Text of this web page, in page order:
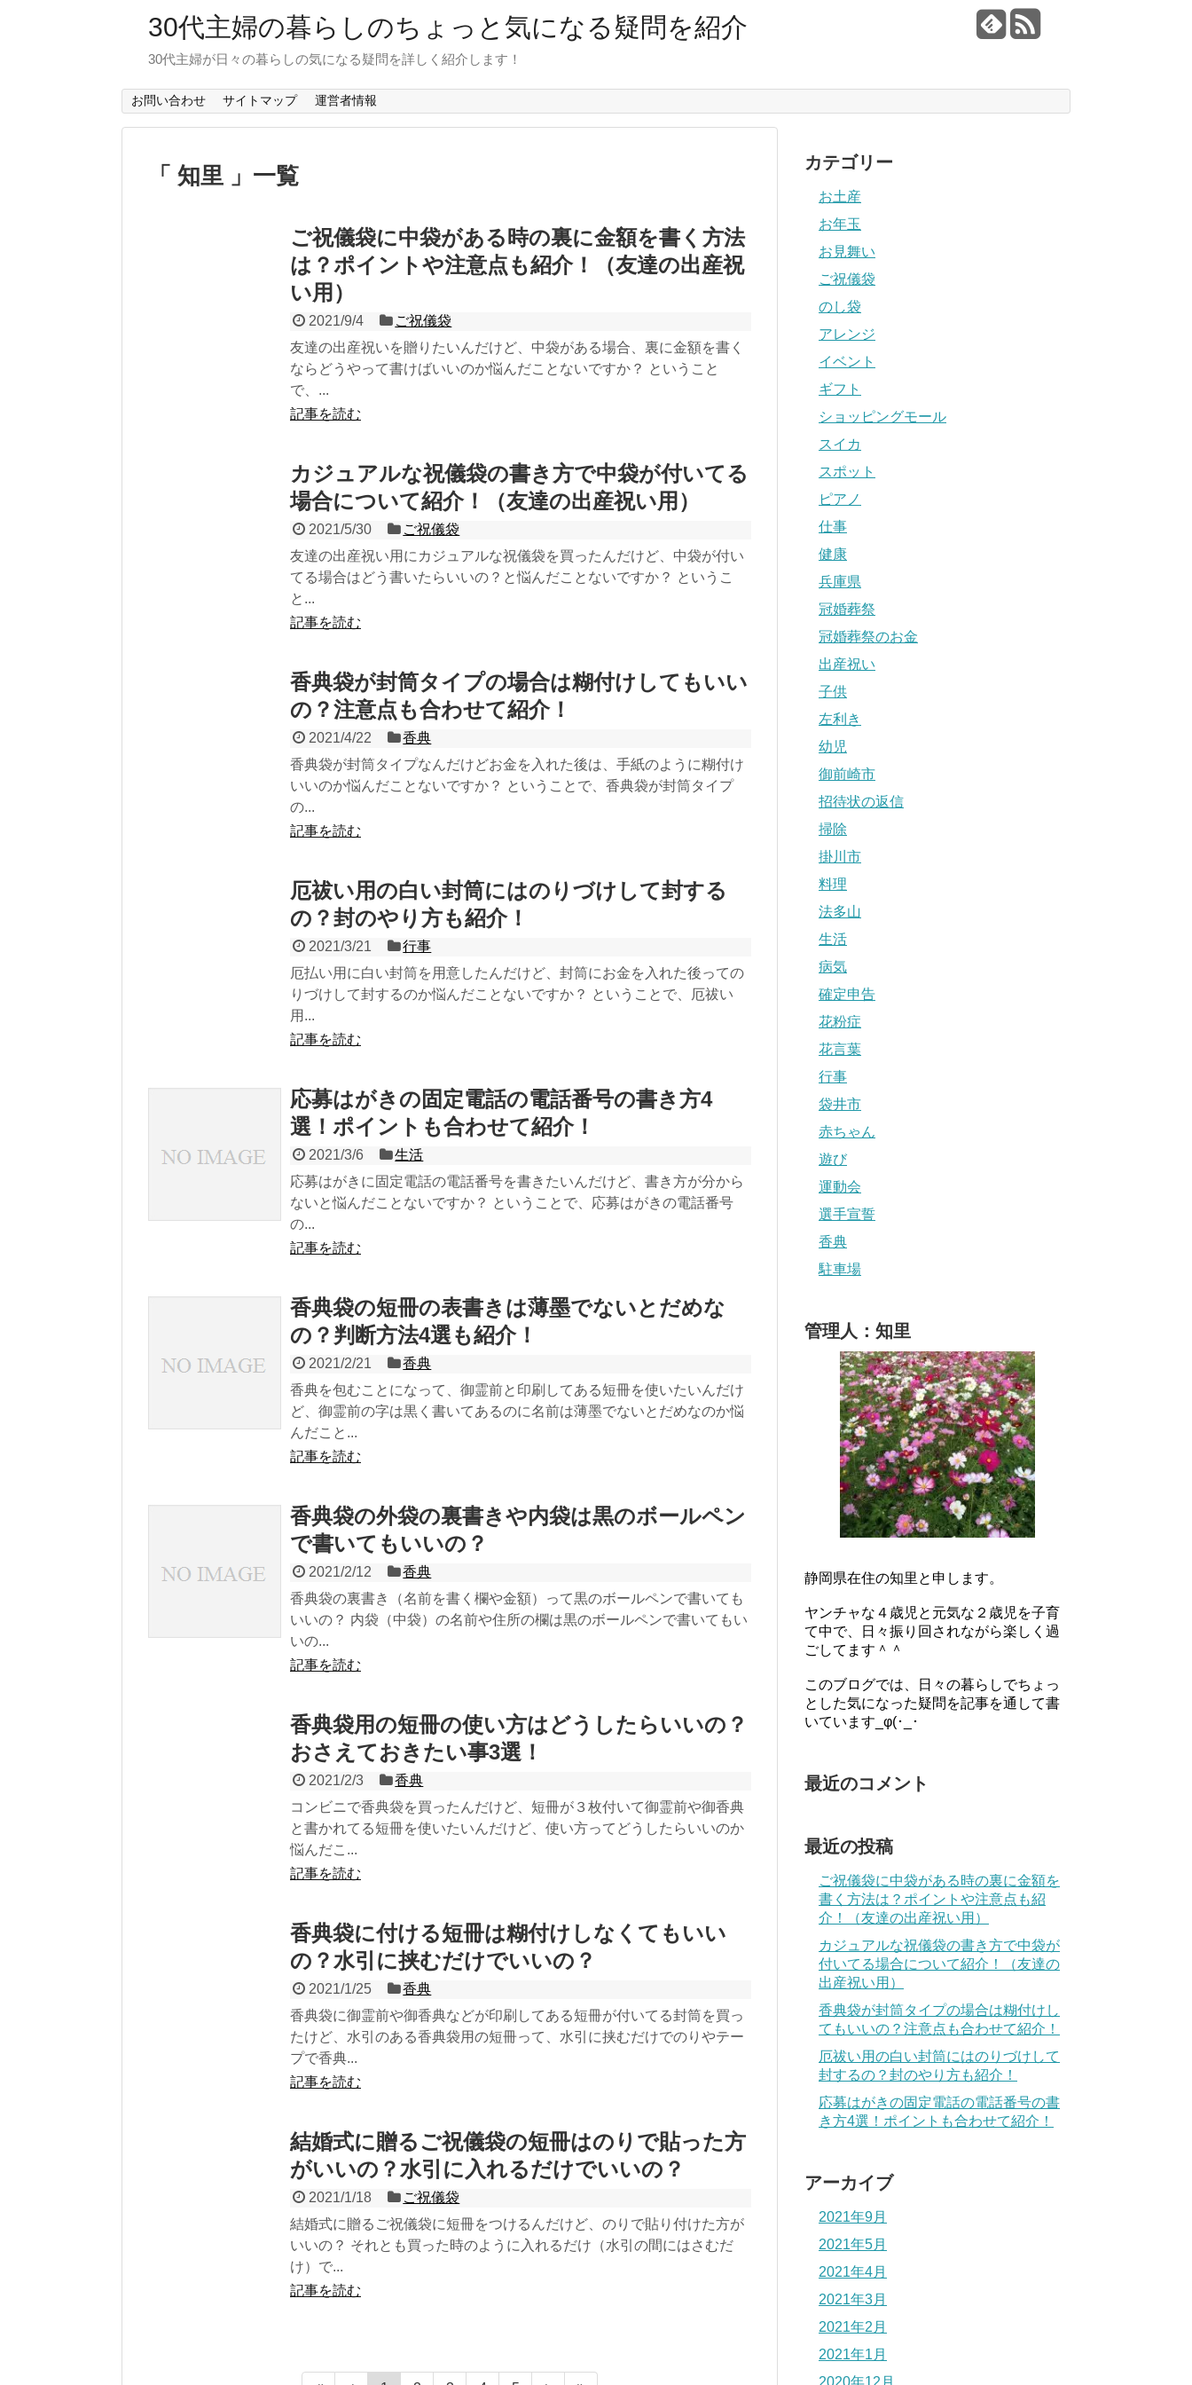
30代主婦の暮らしのちょっと気になる疑問を紹介
30代主婦が日々の暮らしの気になる疑問を詳しく紹介します！
お問い合わせ サイトマップ 運営者情報
「 知里 」一覧
ご祝儀袋に中袋がある時の裏に金額を書く方法
は？ポイントや注意点も紹介！（友達の出産祝
い用）
2021/9/4
ご祝儀袋
友達の出産祝いを贈りたいんだけど、中袋がある場合、裏に金額を書く
ならどうやって書けばいいのか悩んだことないですか？ ということ
で、...
記事を読む
カジュアルな祝儀袋の書き方で中袋が付いてる
場合について紹介！（友達の出産祝い用）
2021/5/30
ご祝儀袋
友達の出産祝い用にカジュアルな祝儀袋を買ったんだけど、中袋が付い
てる場合はどう書いたらいいの？と悩んだことないですか？ というこ
と...
記事を読む
香典袋が封筒タイプの場合は糊付けしてもいい
の？注意点も合わせて紹介！
2021/4/22
香典
香典袋が封筒タイプなんだけどお金を入れた後は、手紙のように糊付け
いいのか悩んだことないですか？ ということで、香典袋が封筒タイプ
の...
記事を読む
厄祓い用の白い封筒にはのりづけして封する
の？封のやり方も紹介！
2021/3/21
行事
厄払い用に白い封筒を用意したんだけど、封筒にお金を入れた後っての
りづけして封するのか悩んだことないですか？ ということで、厄祓い
用...
記事を読む
応募はがきの固定電話の電話番号の書き方4
選！ポイントも合わせて紹介！
2021/3/6
生活
応募はがきに固定電話の電話番号を書きたいんだけど、書き方が分から
ないと悩んだことないですか？ ということで、応募はがきの電話番号
の...
記事を読む
香典袋の短冊の表書きは薄墨でないとだめな
の？判断方法4選も紹介！
2021/2/21
香典
香典を包むことになって、御霊前と印刷してある短冊を使いたいんだけ
ど、御霊前の字は黒く書いてあるのに名前は薄墨でないとだめなのか悩
んだこと...
記事を読む
香典袋の外袋の裏書きや内袋は黒のボールペン
で書いてもいいの？
2021/2/12
香典
香典袋の裏書き（名前を書く欄や金額）って黒のボールペンで書いても
いいの？ 内袋（中袋）の名前や住所の欄は黒のボールペンで書いてもい
いの...
記事を読む
香典袋用の短冊の使い方はどうしたらいいの？
おさえておきたい事3選！
2021/2/3
香典
コンビニで香典袋を買ったんだけど、短冊が３枚付いて御霊前や御香典
と書かれてる短冊を使いたいんだけど、使い方ってどうしたらいいのか
悩んだこ...
記事を読む
香典袋に付ける短冊は糊付けしなくてもいい
の？水引に挟むだけでいいの？
2021/1/25
香典
香典袋に御霊前や御香典などが印刷してある短冊が付いてる封筒を買っ
たけど、水引のある香典袋用の短冊って、水引に挟むだけでのりやテー
プで香典...
記事を読む
結婚式に贈るご祝儀袋の短冊はのりで貼った方
がいいの？水引に入れるだけでいいの？
2021/1/18
ご祝儀袋
結婚式に贈るご祝儀袋に短冊をつけるんだけど、のりで貼り付けた方が
いいの？ それとも買った時のように入れるだけ（水引の間にはさむだ
け）で...
記事を読む
カテゴリー
お土産
お年玉
お見舞い
ご祝儀袋
のし袋
アレンジ
イベント
ギフト
ショッピングモール
スイカ
スポット
ピアノ
仕事
健康
兵庫県
冠婚葬祭
冠婚葬祭のお金
出産祝い
子供
左利き
幼児
御前崎市
招待状の返信
掃除
掛川市
料理
法多山
生活
病気
確定申告
花粉症
花言葉
行事
袋井市
赤ちゃん
遊び
運動会
選手宣誓
香典
駐車場
管理人：知里
静岡県在住の知里と申します。
ヤンチャな４歳児と元気な２歳児を子育
て中で、日々振り回されながら楽しく過
ごしてます＾＾
このブログでは、日々の暮らしでちょっ
とした気になった疑問を記事を通して書
いています_φ(･_･
最近のコメント
最近の投稿
ご祝儀袋に中袋がある時の裏に金額を
書く方法は？ポイントや注意点も紹
介！（友達の出産祝い用）
カジュアルな祝儀袋の書き方で中袋が
付いてる場合について紹介！（友達の
出産祝い用）
香典袋が封筒タイプの場合は糊付けし
てもいいの？注意点も合わせて紹介！
厄祓い用の白い封筒にはのりづけして
封するの？封のやり方も紹介！
応募はがきの固定電話の電話番号の書
き方4選！ポイントも合わせて紹介！
アーカイブ
2021年9月
2021年5月
2021年4月
2021年3月
2021年2月
2021年1月
2020年12月